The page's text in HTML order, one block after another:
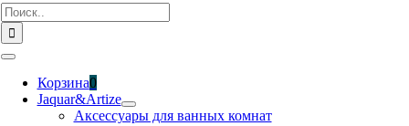
Результат
поиска:
Toggle
NavigationКорзина0
Jaquar&Artize
Аксессуары для ванных комнат